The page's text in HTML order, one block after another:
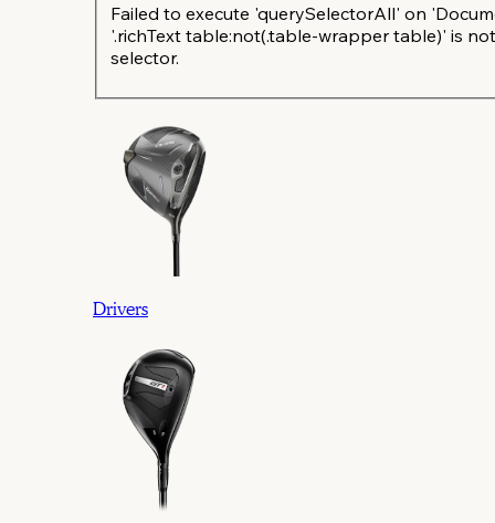
Failed to execute 'querySelectorAll' on
'.richText table:not(.table-wrapper table)' is
selector.
Drivers